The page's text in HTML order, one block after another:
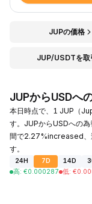
JUPの価格
JUP/USDTを取
JUPからUSDへ
本日時点で、1 JUP（
す。JUPからUSDへの
間で2.27%increased
す。
24H 7D 14D
高: €0.000287 低: €